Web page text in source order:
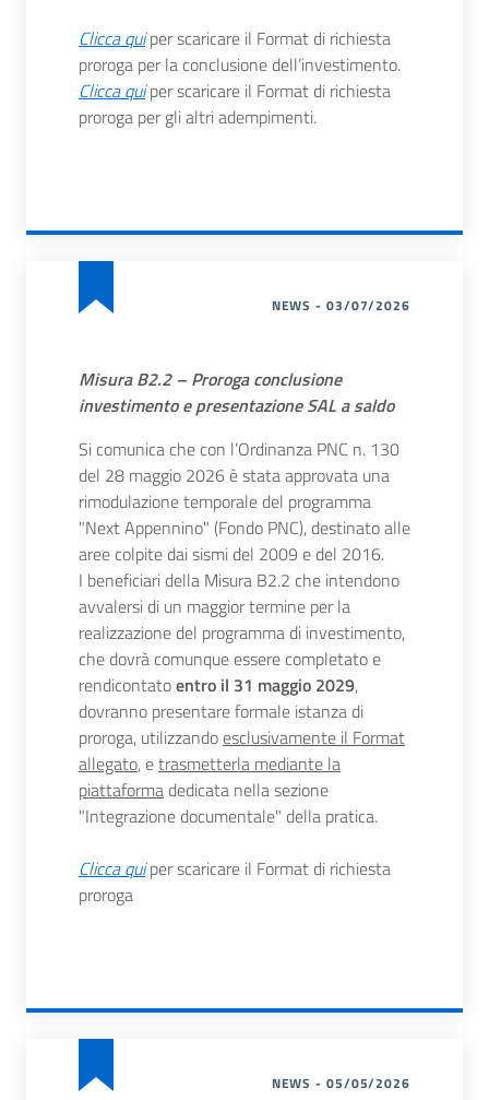
Clicca quiper scaricare il Format di richiesta
proroga per la conclusione dell’investimento.
Clicca quiper scaricare il Format di richiesta
proroga per gli altri adempimenti.
NEWS - 03/07/2026
Misura B2.2 – Proroga conclusione
investimento e presentazione SAL a saldo
Si comunica che con l’Ordinanza PNC n. 130
del 28 maggio 2026 è stata approvata una
rimodulazione temporale del programma
"Next Appennino" (Fondo PNC), destinato alle
aree colpite dai sismi del 2009 e del 2016.
I beneficiari della Misura B2.2 che intendono
avvalersi di un maggior termine per la
realizzazione del programma di investimento,
che dovrà comunque essere completato e
rendicontatoentro il 31 maggio 2029,
dovranno presentare formale istanza di
proroga, utilizzando esclusivamente il Format
allegato, etrasmetterla mediante la
piattaformadedicata nella sezione
"Integrazione documentale" della pratica.
Clicca quiper scaricare il Format di richiesta
proroga
NEWS - 05/05/2026